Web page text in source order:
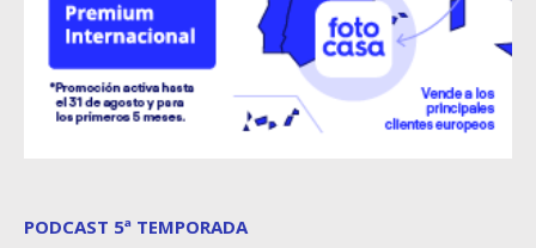
PODCAST 5ª TEMPORADA